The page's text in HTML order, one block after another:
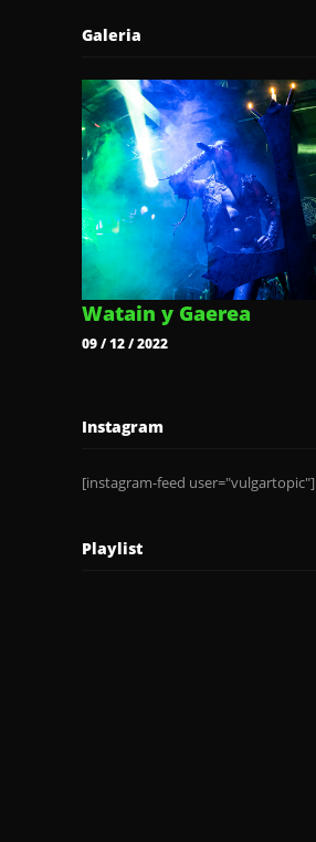
Galeria
Watain y Gaerea
09 / 12 / 2022
Instagram
[instagram-feed user="vulgartopic"]
Playlist